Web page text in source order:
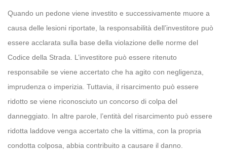
Quando un pedone viene investito e successivamente muore a
causa delle lesioni riportate, la responsabilità dell’investitore può
essere acclarata sulla base della violazione delle norme del
Codice della Strada. L’investitore può essere ritenuto
responsabile se viene accertato che ha agito con negligenza,
imprudenza o imperizia. Tuttavia, il risarcimento può essere
ridotto se viene riconosciuto un concorso di colpa del
danneggiato. In altre parole, l’entità del risarcimento può essere
ridotta laddove venga accertato che la vittima, con la propria
condotta colposa, abbia contribuito a causare il danno.